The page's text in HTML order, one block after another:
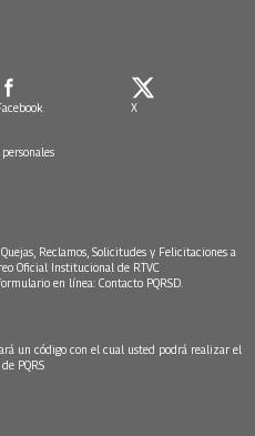
X
Reclamos, Solicitudes y Felicitaciones a
Oficial Institucional de RTVC
en línea: Contacto PQRSD.
un código con el cual usted podrá realizar el
PQRS